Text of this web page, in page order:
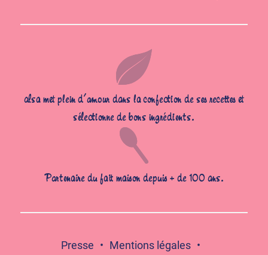
alsa met plein d’amour dans la confection de ses recettes et
sélectionne de bons ingrédients.
Partenaire du fait maison depuis + de 100 ans.
Presse
Mentions légales